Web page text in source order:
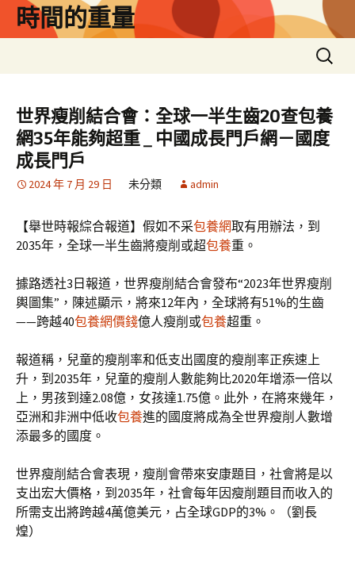
時間的重量
搜
尋
鍵
字:
世界瘦削結合會：全球一半生齒20查包養
網35年能夠超重 _ 中國成長門戶網－國度
成長門戶
2024 年 7 月 29 日 未分類 admin
【舉世時報綜合報道】假如不采包養網取有用辦法，到
2035年，全球一半生齒將瘦削或超包養重。
據路透社3日報道，世界瘦削結合會發布“2023年世界瘦削
輿圖集”，陳述顯示，將來12年內，全球將有51%的生齒
——跨越40包養網價錢億人瘦削或包養超重。
報道稱，兒童的瘦削率和低支出國度的瘦削率正疾速上
升，到2035年，兒童的瘦削人數能夠比2020年增添一倍以
上，男孩到達2.08億，女孩達1.75億。此外，在將來幾年，
亞洲和非洲中低收包養進的國度將成為全世界瘦削人數增
添最多的國度。
世界瘦削結合會表現，瘦削會帶來安康題目，社會將是以
支出宏大價格，到2035年，社會每年因瘦削題目而收入的
所需支出將跨越4萬億美元，占全球GDP的3%。（劉長
煌）